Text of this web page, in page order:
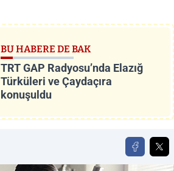
BU HABERE DE BAK
TRT GAP Radyosu’nda Elazığ
Türküleri ve Çaydaçıra
konuşuldu